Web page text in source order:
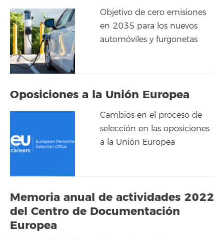
Objetivo de cero emisiones
en 2035 para los nuevos
automóviles y furgonetas
Oposiciones a la Unión Europea
Cambios en el proceso de
selección en las oposiciones
a la Unión Europea
Memoria anual de actividades 2022
del Centro de Documentación
Europea